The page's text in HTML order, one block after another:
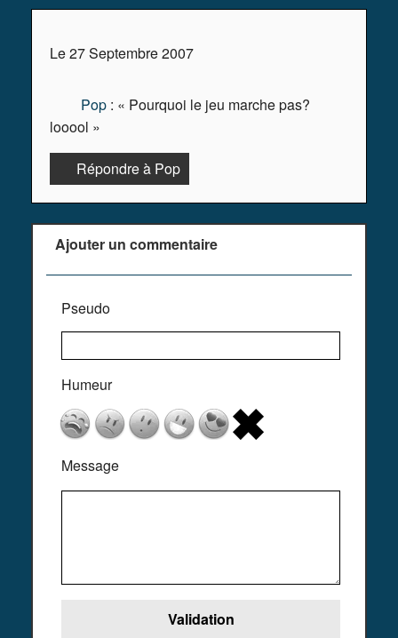
Le 27 Septembre 2007
Pop : « Pourquoi le jeu marche pas?
looool »
Répondre à Pop
Ajouter un commentaire
Pseudo
Humeur
Message